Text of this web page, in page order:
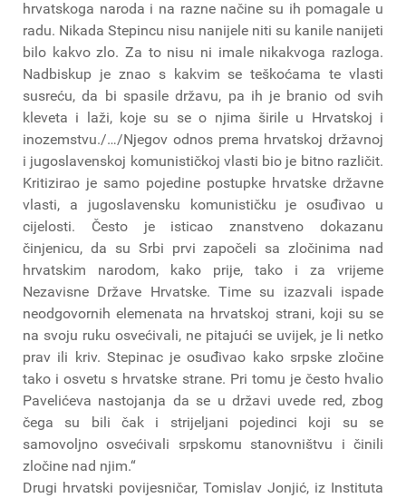
hrvatskoga naroda i na razne načine su ih pomagale u
radu. Nikada Stepincu nisu nanijele niti su kanile nanijeti
bilo kakvo zlo. Za to nisu ni imale nikakvoga razloga.
Nadbiskup je znao s kakvim se teškoćama te vlasti
susreću, da bi spasile državu, pa ih je branio od svih
kleveta i laži, koje su se o njima širile u Hrvatskoj i
inozemstvu./…/Njegov odnos prema hrvatskoj državnoj
i jugoslavenskoj komunističkoj vlasti bio je bitno različit.
Kritizirao je samo pojedine postupke hrvatske državne
vlasti, a jugoslavensku komunističku je osuđivao u
cijelosti. Često je isticao znanstveno dokazanu
činjenicu, da su Srbi prvi započeli sa zločinima nad
hrvatskim narodom, kako prije, tako i za vrijeme
Nezavisne Države Hrvatske. Time su izazvali ispade
neodgovornih elemenata na hrvatskoj strani, koji su se
na svoju ruku osvećivali, ne pitajući se uvijek, je li netko
prav ili kriv. Stepinac je osuđivao kako srpske zločine
tako i osvetu s hrvatske strane. Pri tomu je često hvalio
Pavelićeva nastojanja da se u državi uvede red, zbog
čega su bili čak i strijeljani pojedinci koji su se
samovoljno osvećivali srpskomu stanovništvu i činili
zločine nad njim.“
Drugi hrvatski povijesničar, Tomislav Jonjić, iz Instituta